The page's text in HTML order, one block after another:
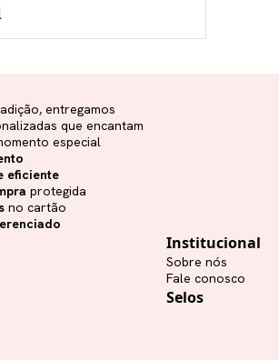
entregamos
que encantam
especial
eficiente
protegida
no cartão
Institucional
Sobre nós
Fale conosco
Selos